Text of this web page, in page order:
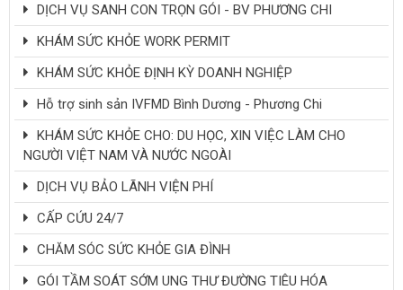
DỊCH VỤ SANH CON TRỌN GÓI - BV PHƯƠNG CHI
KHÁM SỨC KHỎE WORK PERMIT
KHÁM SỨC KHỎE ĐỊNH KỲ DOANH NGHIỆP
Hỗ trợ sinh sản IVFMD Bình Dương - Phương Chi
KHÁM SỨC KHỎE CHO: DU HỌC, XIN VIỆC LÀM CHO
NGƯỜI VIỆT NAM VÀ NƯỚC NGOÀI
DỊCH VỤ BẢO LÃNH VIỆN PHÍ
CẤP CỨU 24/7
CHĂM SÓC SỨC KHỎE GIA ĐÌNH
GÓI TẦM SOÁT SỚM UNG THƯ ĐƯỜNG TIÊU HÓA